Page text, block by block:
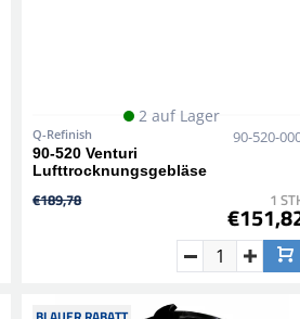
2 auf Lager
Q-Refinish 90-520-
90-520 Venturi
Lufttrocknungsgebläse
€189,78 1